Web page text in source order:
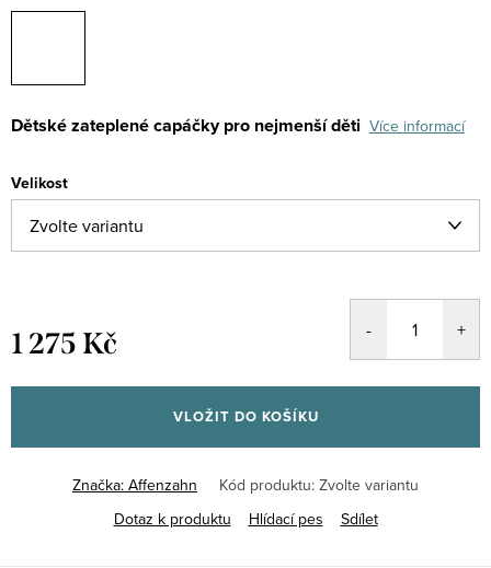
Dětské zateplené capáčky pro nejmenší děti Více informací
Velikost
1 275 Kč
cena:
VLOŽIT DO KOŠÍKU
Značka: Affenzahn Kód produktu: Zvolte variantu
Dotaz k produktu
Hlídací pes Sdílet